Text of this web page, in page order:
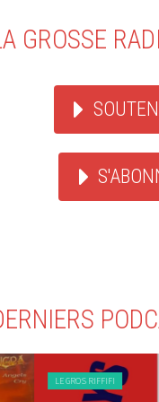
GROSSE
LE GROS RIFFIFI